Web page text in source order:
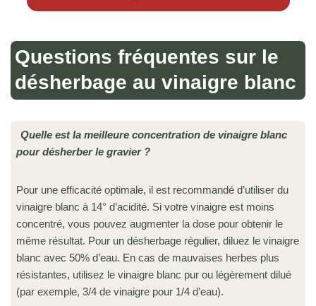
Questions fréquentes sur le
désherbage au vinaigre blanc
Quelle est la meilleure concentration de vinaigre blanc
pour désherber le gravier ?
Pour une efficacité optimale, il est recommandé d’utiliser du
vinaigre blanc à 14° d’acidité. Si votre vinaigre est moins
concentré, vous pouvez augmenter la dose pour obtenir le
même résultat. Pour un désherbage régulier, diluez le vinaigre
blanc avec 50% d’eau. En cas de mauvaises herbes plus
résistantes, utilisez le vinaigre blanc pur ou légèrement dilué
(par exemple, 3/4 de vinaigre pour 1/4 d’eau).